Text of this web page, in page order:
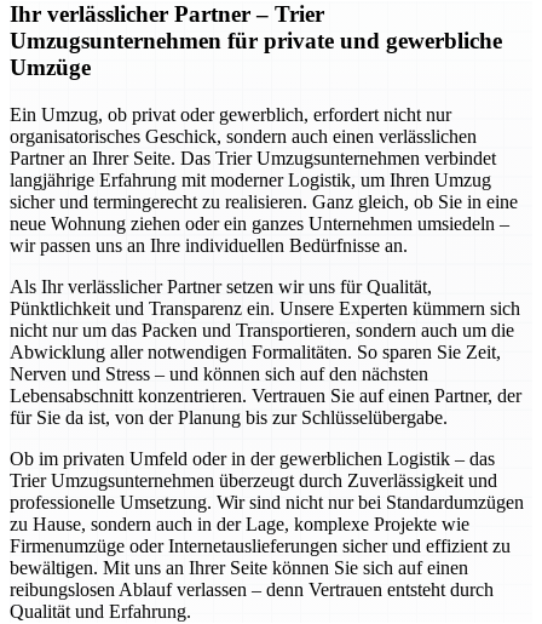
Ihr verlässlicher Partner – Trier
Umzugsunternehmen für private und gewerbliche
Umzüge
Ein Umzug, ob privat oder gewerblich, erfordert nicht nur
organisatorisches Geschick, sondern auch einen verlässlichen
Partner an Ihrer Seite. Das Trier Umzugsunternehmen verbindet
langjährige Erfahrung mit moderner Logistik, um Ihren Umzug
sicher und termingerecht zu realisieren. Ganz gleich, ob Sie in eine
neue Wohnung ziehen oder ein ganzes Unternehmen umsiedeln –
wir passen uns an Ihre individuellen Bedürfnisse an.
Als Ihr verlässlicher Partner setzen wir uns für Qualität,
Pünktlichkeit und Transparenz ein. Unsere Experten kümmern sich
nicht nur um das Packen und Transportieren, sondern auch um die
Abwicklung aller notwendigen Formalitäten. So sparen Sie Zeit,
Nerven und Stress – und können sich auf den nächsten
Lebensabschnitt konzentrieren. Vertrauen Sie auf einen Partner, der
für Sie da ist, von der Planung bis zur Schlüsselübergabe.
Ob im privaten Umfeld oder in der gewerblichen Logistik – das
Trier Umzugsunternehmen überzeugt durch Zuverlässigkeit und
professionelle Umsetzung. Wir sind nicht nur bei Standardumzügen
zu Hause, sondern auch in der Lage, komplexe Projekte wie
Firmenumzüge oder Internetauslieferungen sicher und effizient zu
bewältigen. Mit uns an Ihrer Seite können Sie sich auf einen
reibungslosen Ablauf verlassen – denn Vertrauen entsteht durch
Qualität und Erfahrung.